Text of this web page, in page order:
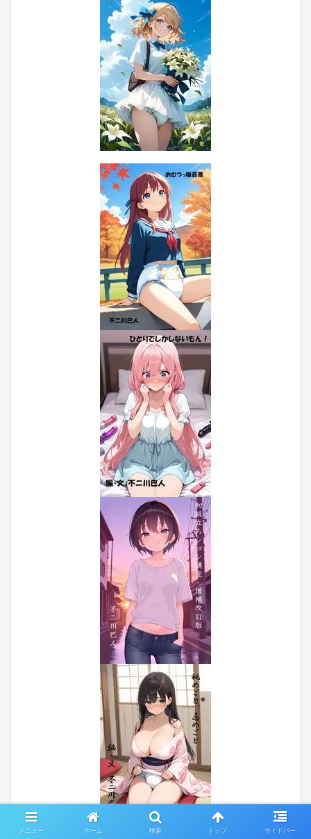
メニュー ホーム 検索 トップ サイドバー